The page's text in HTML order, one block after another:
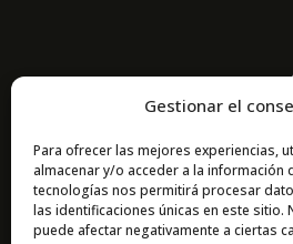
Gestionar el
Para ofrecer las mejores experiencias,
almacenar y/o acceder a la
tecnologías nos permitirá procesar
las identificaciones únicas en este
puede afectar negativamente a ciertas